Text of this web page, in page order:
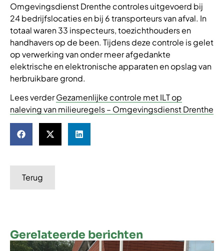
Omgevingsdienst Drenthe controles uitgevoerd bij
24 bedrijfslocaties en bij 6 transporteurs van afval. In
totaal waren 33 inspecteurs, toezichthouders en
handhavers op de been. Tijdens deze controle is gelet
op verwerking van onder meer afgedankte
elektrische en elektronische apparaten en opslag van
herbruikbare grond.
Lees verderGezamenlijke controle met ILT op
naleving van milieuregels – Omgevingsdienst Drenthe
Terug
Gerelateerde berichten